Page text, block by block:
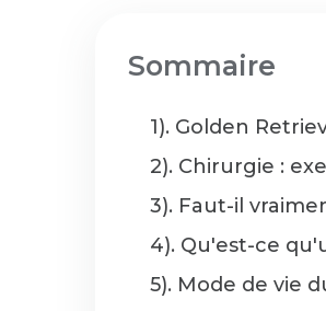
Sommaire
1). Golden
2). Chirurgie :
3). Faut-il
4). Qu'est-ce
5). Mode de vie